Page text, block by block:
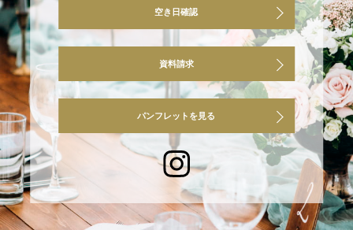
空き日確認
資料請求
パンフレットを見る